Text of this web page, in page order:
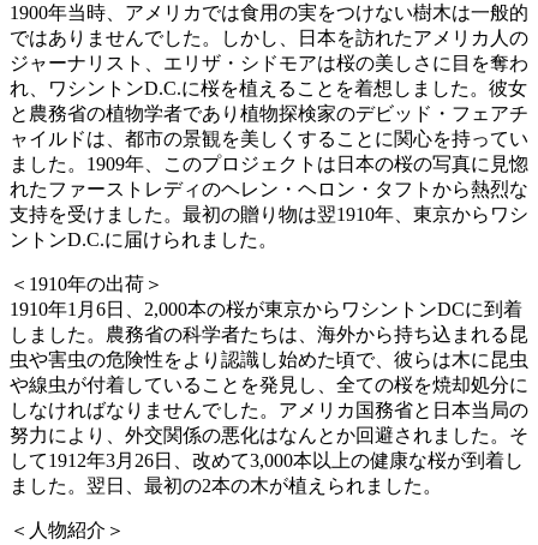
1900年当時、アメリカでは食用の実をつけない樹木は一般的
ではありませんでした。しかし、日本を訪れたアメリカ人の
ジャーナリスト、エリザ・シドモアは桜の美しさに目を奪わ
れ、ワシントンD.C.に桜を植えることを着想しました。彼女
と農務省の植物学者であり植物探検家のデビッド・フェアチ
ャイルドは、都市の景観を美しくすることに関心を持ってい
ました。1909年、このプロジェクトは日本の桜の写真に見惚
れたファーストレディのヘレン・ヘロン・タフトから熱烈な
支持を受けました。最初の贈り物は翌1910年、東京からワシ
ントンD.C.に届けられました。
＜1910年の出荷＞
1910年1月6日、2,000本の桜が東京からワシントンDCに到着
しました。農務省の科学者たちは、海外から持ち込まれる昆
虫や害虫の危険性をより認識し始めた頃で、彼らは木に昆虫
や線虫が付着していることを発見し、全ての桜を焼却処分に
しなければなりませんでした。アメリカ国務省と日本当局の
努力により、外交関係の悪化はなんとか回避されました。そ
して1912年3月26日、改めて3,000本以上の健康な桜が到着し
ました。翌日、最初の2本の木が植えられました。
＜人物紹介＞